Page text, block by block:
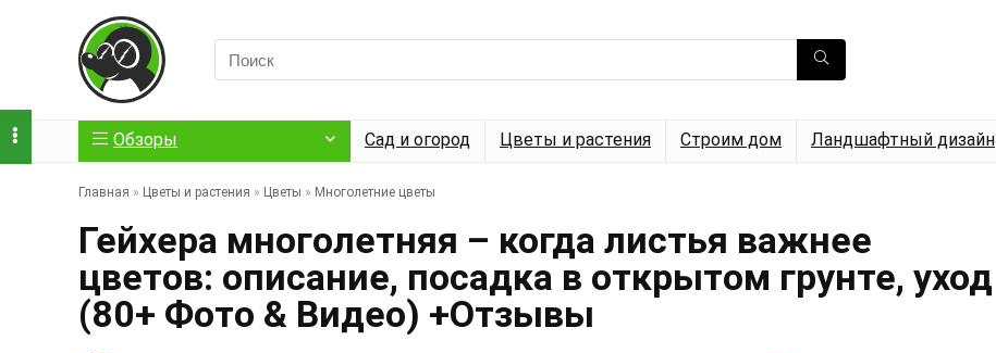
Обзоры Сад и огород Цветы и растения Строим дом Ландшафтный дизайн
Главная » Цветы и растения » Цветы » Многолетние цветы
Гейхера многолетняя – когда листья важнее
цветов: описание, посадка в открытом грунте, уход
(80+ Фото & Видео) +Отзывы